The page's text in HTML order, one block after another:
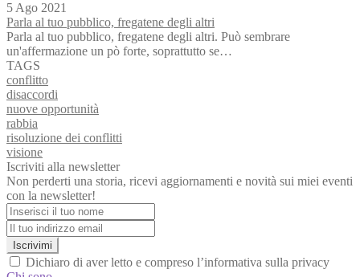
5 Ago 2021
Parla al tuo pubblico, fregatene degli altri
Parla al tuo pubblico, fregatene degli altri. Può sembrare
un'affermazione un pò forte, soprattutto se…
TAGS
conflitto
disaccordi
nuove opportunità
rabbia
risoluzione dei conflitti
visione
Iscriviti alla newsletter
Non perderti una storia, ricevi aggiornamenti e novità sui miei eventi
con la newsletter!
Iscrivimi
Dichiaro di aver letto e compreso l’informativa sulla privacy